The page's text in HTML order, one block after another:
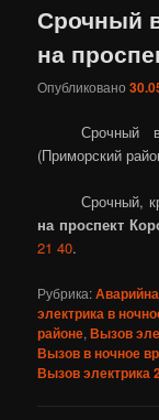
Срочный
на
Опубликовано
Срочный
(Приморский
Срочный,
на проспект
21 40.
Рубрика:
электрика в
районе,Вызов
Вызов в ночное
Вызов электрика